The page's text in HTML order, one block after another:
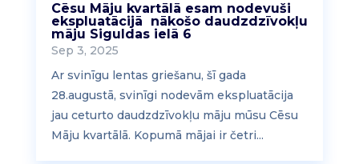
Cēsu Māju kvartālā esam nodevuši
ekspluatācijā nākošo daudzdzīvokļu
māju Siguldas ielā 6
Sep 3, 2025
Ar svinīgu lentas griešanu, šī gada
28.augustā, svinīgi nodevām ekspluatācija
jau ceturto daudzdzīvokļu māju mūsu Cēsu
Māju kvartālā. Kopumā mājai ir četri...